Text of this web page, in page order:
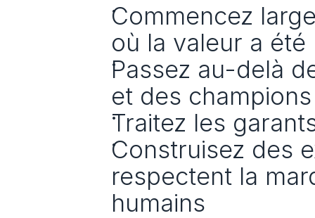
Commencez
où la valeur a été
Passez au-delà
et des
Traitez les
Construisez des
respectent la
humains